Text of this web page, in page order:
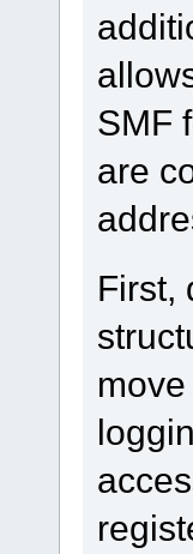
SMF
are
First,